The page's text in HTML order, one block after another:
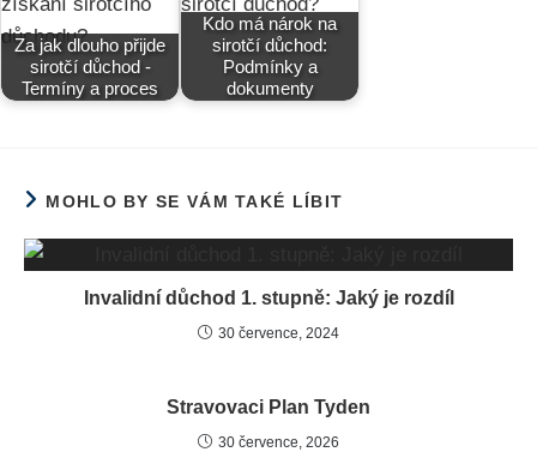
Za jak dlouho přijde
sirotčí důchod -
Termíny a proces
Kdo má nárok na
sirotčí důchod:
Podmínky a
dokumenty
MOHLO BY SE VÁM TAKÉ LÍBIT
Invalidní důchod 1. stupně: Jaký je rozdíl
30 července, 2024
Stravovaci Plan Tyden
30 července, 2026